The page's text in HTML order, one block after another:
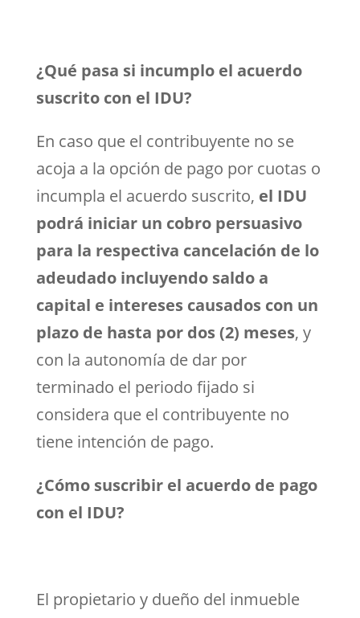
¿Qué pasa si incumplo el acuerdo
suscrito con el IDU?
En caso que el contribuyente no se
acoja a la opción de pago por cuotas o
incumpla el acuerdo suscrito, el IDU
podrá iniciar un cobro persuasivo
para la respectiva cancelación de lo
adeudado incluyendo saldo a
capital e intereses causados con un
plazo de hasta por dos (2) meses, y
con la autonomía de dar por
terminado el periodo fijado si
considera que el contribuyente no
tiene intención de pago.
¿Cómo suscribir el acuerdo de pago
con el IDU?
El propietario y dueño del inmueble